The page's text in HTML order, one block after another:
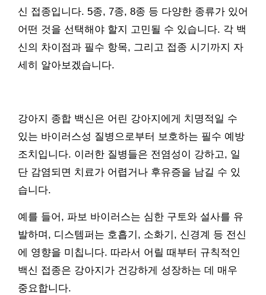
신 접종입니다. 5종, 7종, 8종 등 다양한 종류가 있어
어떤 것을 선택해야 할지 고민될 수 있습니다. 각 백
신의 차이점과 필수 항목, 그리고 접종 시기까지 자
세히 알아보겠습니다.
강아지 종합 백신은 어린 강아지에게 치명적일 수
있는 바이러스성 질병으로부터 보호하는 필수 예방
조치입니다. 이러한 질병들은 전염성이 강하고, 일
단 감염되면 치료가 어렵거나 후유증을 남길 수 있
습니다.
예를 들어, 파보 바이러스는 심한 구토와 설사를 유
발하며, 디스템퍼는 호흡기, 소화기, 신경계 등 전신
에 영향을 미칩니다. 따라서 어릴 때부터 규칙적인
백신 접종은 강아지가 건강하게 성장하는 데 매우
중요합니다.